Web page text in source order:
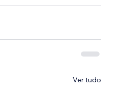
Ver tudo